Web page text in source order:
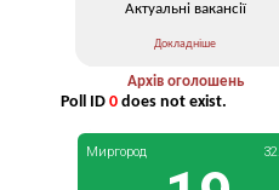
Актуальні вакансії
Докладніше
Архів оголошень
Poll ID 0 does not exist.